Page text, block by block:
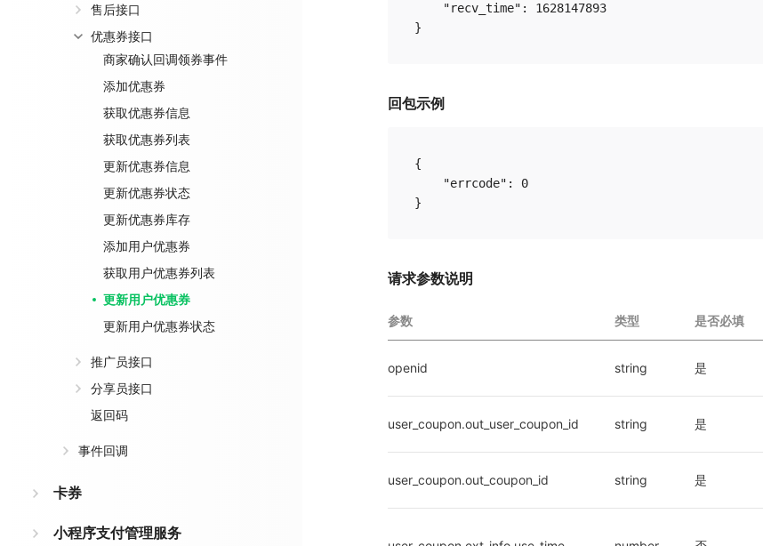
售后接口
优惠券接口
商家确认回调领券事件
添加优惠券
获取优惠券信息
获取优惠券列表
更新优惠券信息
更新优惠券状态
更新优惠券库存
添加用户优惠券
获取用户优惠券列表
更新用户优惠券
更新用户优惠券状态
推广员接口
分享员接口
返回码
事件回调
卡券
小程序支付管理服务
    "recv_time": 1628147893
回包示例
{
    "errcode": 0
请求参数说明
参数 类型 是否必填
openid string 是
user_coupon.out_user_coupon_id string 是
user_coupon.out_coupon_id string 是